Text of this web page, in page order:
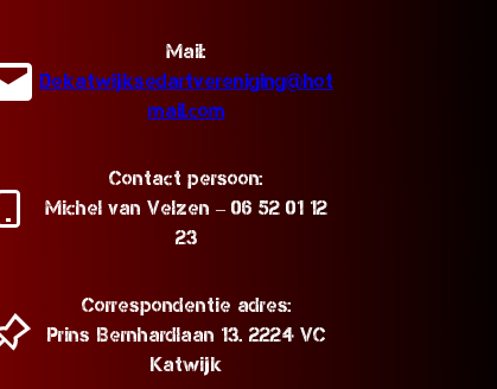
Mail:
Dekatwijksedartvereniging@hot
mail.com
Contact persoon:
Michel van Velzen – 06 52 01 12
23
Correspondentie adres:
Prins Bernhardlaan 13. 2224 VC
Katwijk